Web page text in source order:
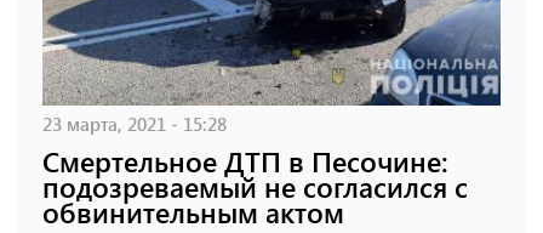
23 марта, 2021 - 15:28
Смертельное ДТП в Песочине:
подозреваемый не согласился с
обвинительным актом